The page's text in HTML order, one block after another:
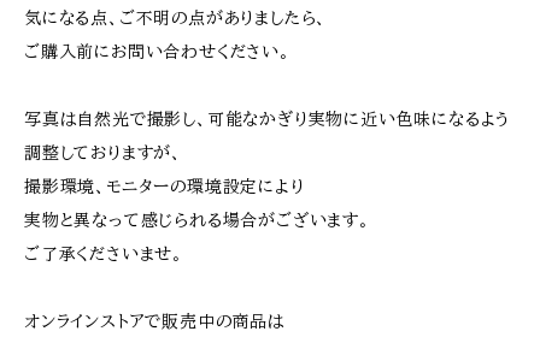
気になる点、ご不明の点がありましたら、
ご購入前にお問い合わせください。
写真は自然光で撮影し、可能なかぎり実物に近い色味になるよう
調整しておりますが、
撮影環境、モニターの環境設定により
実物と異なって感じられる場合がございます。
ご了承くださいませ。
オンラインストアで販売中の商品は